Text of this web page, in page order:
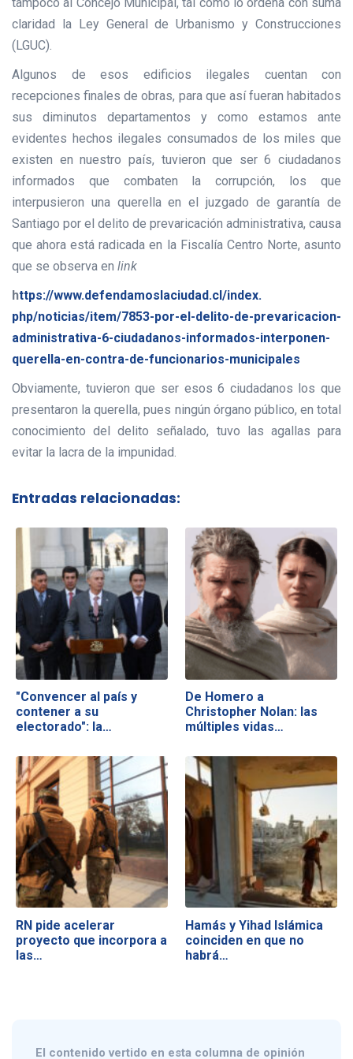
claridad la Ley General de Urbanismo y Construcciones
(LGUC).
Algunos de esos edificios ilegales cuentan con
recepciones finales de obras, para que así fueran habitados
sus diminutos departamentos y como estamos ante
evidentes hechos ilegales consumados de los miles que
existen en nuestro país, tuvieron que ser 6 ciudadanos
informados que combaten la corrupción, los que
interpusieron una querella en el juzgado de garantía de
Santiago por el delito de prevaricación administrativa, causa
que ahora está radicada en la Fiscalía Centro Norte, asunto
que se observa en link
https://www.defendamoslaciudad.cl/index.
php/noticias/item/7853-por-el-delito-de-prevaricacion-
administrativa-6-ciudadanos-informados-interponen-
querella-en-contra-de-funcionarios-municipales
Obviamente, tuvieron que ser esos 6 ciudadanos los que
presentaron la querella, pues ningún órgano público, en total
conocimiento del delito señalado, tuvo las agallas para
evitar la lacra de la impunidad.
Entradas relacionadas:
"Convencer al país y
contener a su
electorado": la…
De Homero a
Christopher Nolan: las
múltiples vidas…
RN pide acelerar
proyecto que incorpora a
las…
Hamás y Yihad Islámica
coinciden en que no
habrá…
El contenido vertido en esta columna de opinión